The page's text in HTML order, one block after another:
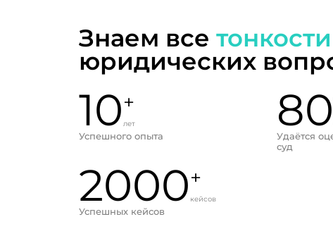
Знаем все тонкости
юридических
10+
лет
Успешного опыта
80
Удаётся
суд
2000+
кейсов
Успешных кейсов